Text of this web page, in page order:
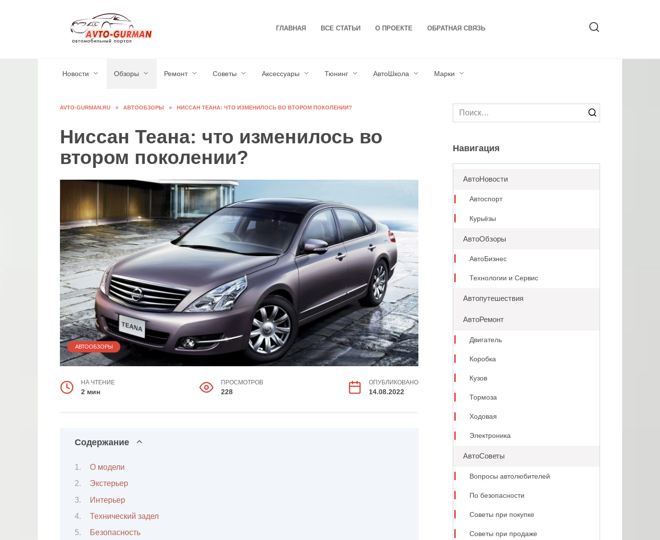
ГЛАВНАЯ ВСЕ СТАТЬИ О ПРОЕКТЕ ОБРАТНАЯ СВЯЗЬ
Новости Обзоры Ремонт Советы Аксессуары Тюнинг АвтоШкола Марки
AVTO-GURMAN.RU » АВТООБЗОРЫ » НИССАН ТЕАНА: ЧТО ИЗМЕНИЛОСЬ ВО ВТОРОМ ПОКОЛЕНИИ?
Ниссан Теана: что изменилось во
втором поколении?
АВТООБЗОРЫ
НА ЧТЕНИЕ
2 мин
ПРОСМОТРОВ
228
ОПУБЛИКОВАНО
14.08.2022
Содержание
О модели
Экстерьер
Интерьер
Технический задел
Безопасность
Search
for:
Навигация
АвтоНовости
Автоспорт
Курьёзы
АвтоОбзоры
АвтоБизнес
Технологии и Сервис
Автопутешествия
АвтоРемонт
Двигатель
Коробка
Кузов
Тормоза
Ходовая
Электроника
АвтоСоветы
Вопросы автолюбителей
По безопасности
Советы при покупке
Советы при продаже